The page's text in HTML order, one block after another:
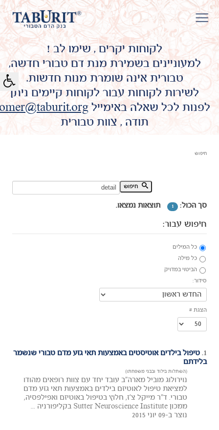
לקוחות יקרים , שימו לב !
למעוניינים בשמירת מנת דם טבורי חדשה,
טבורית אינה שומרת מנות חדשות.
לשירות לקוחות עבור לקוחות קיימים ניתן
לפנות לכל שאלה באימייל
תודה , צוות טבורית
חיפוש
חיפוש מילת מפתח:
סך הכול: 1 תוצאות נמצאו.
חיפוש עבור:
כל המילים
כל מילה
הביטוי במדויק
סידור:
הצגת #
1. טיפול בילדים אוטיסטים באמצעות תאי גזע מדם טבורי שנשמר
בלידתם
(השתלות בילוד ובבני משפחתו)
נוירולוג מוביל מארה"ב עובד יחד עם צוות רופאים מהודו
למציאת טיפול לאוטיזם בילדים באמצעות תאי גזע מדם
טבורי. ד"ר מייקל צ'ז, חלוץ בטיפול באוטיזם ואפילפסיה,
ממכון Sutter Neuroscience Institute בקליפורניה ...
נוצר ב-09 יוני 2015